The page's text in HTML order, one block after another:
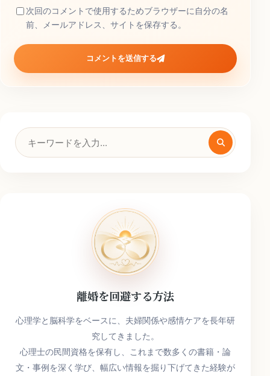
次回のコメントで使用するためブラウザーに自分の名
前、メールアドレス、サイトを保存する。
コメントを送信する
検
索
離婚を回避する方法
心理学と脳科学をベースに、夫婦関係や感情ケアを長年研
究してきました。
心理士の民間資格を保有し、これまで数多くの書籍・論
文・事例を深く学び、幅広い情報を掘り下げてきた経験が